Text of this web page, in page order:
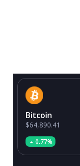
Bitcoin
$64,890.41
0.77%